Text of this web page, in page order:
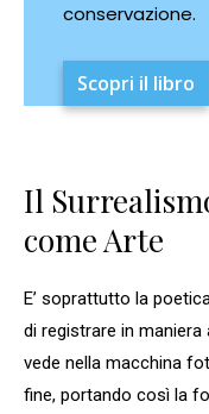
conservazione.
Scopri il libro
Il
come Arte
E’ soprattutto la
di registrare in
vede nella macchina
fine, portando così la